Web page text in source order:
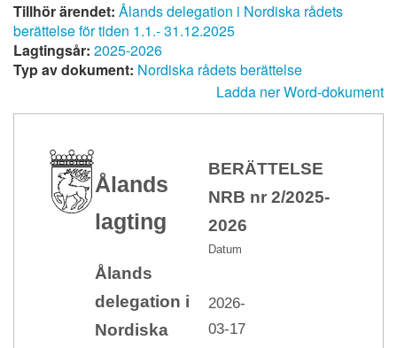
Tillhör ärendet: Ålands delegation i Nordiska rådets
berättelse för tiden 1.1.- 31.12.2025
Lagtingsår: 2025-2026
Typ av dokument: Nordiska rådets berättelse
Ladda ner Word-dokument
Ålands
lagting
BERÄTTELSE
NRB nr 2/2025-
2026
Datum
Ålands
delegation i
Nordiska
2026-
03-17